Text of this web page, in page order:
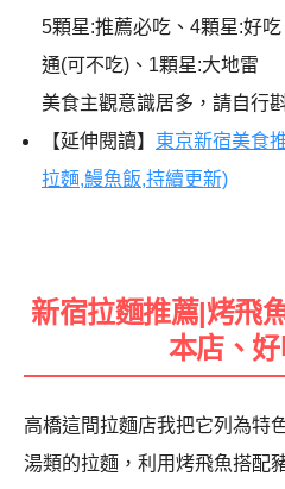
5顆星:推薦必吃、4顆星:好
通(可不吃)、1顆星:大地雷
美食主觀意識居多，請自行
【延伸閱讀】 東京新宿美食
拉麵,鰻魚飯,持續更新)
新宿拉麵推薦|烤飛
本店、
高橋這間拉麵店我把它列為特
湯類的拉麵，利用烤飛魚搭配